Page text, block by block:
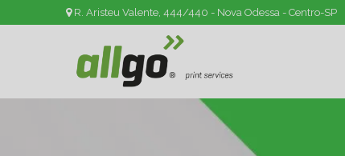
R. Aristeu Valente, 444/440 - Nova Odessa - Centro-SP